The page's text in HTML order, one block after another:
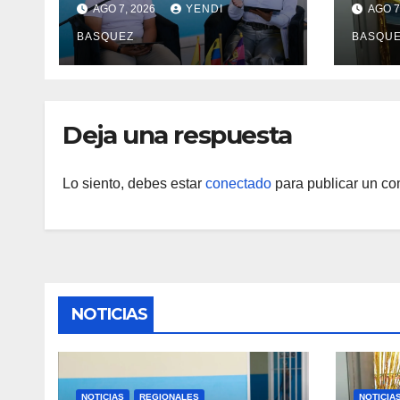
reinauguración del CDI
La Mora
AGO 7, 2026 YENDI
BASQUEZ
II AGO
Deja una respuesta
Lo siento, debes estar conectado para publicar un
NOTICIAS
NOTICIAS REGIONALES